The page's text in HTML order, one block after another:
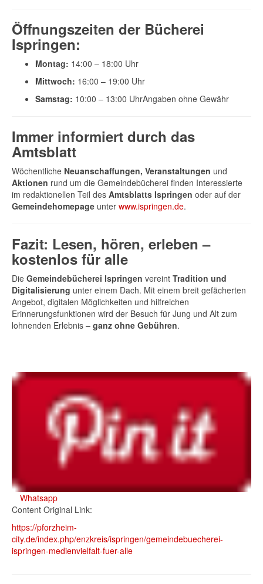
Öffnungszeiten der Bücherei
Ispringen:
Montag: 14:00 – 18:00 Uhr
Mittwoch: 16:00 – 19:00 Uhr
Samstag: 10:00 – 13:00 UhrAngaben ohne Gewähr
Immer informiert durch das
Amtsblatt
Wöchentliche Neuanschaffungen, Veranstaltungen und
Aktionen rund um die Gemeindebücherei finden Interessierte
im redaktionellen Teil des Amtsblatts Ispringen oder auf der
Gemeindehomepage unter www.ispringen.de.
Fazit: Lesen, hören, erleben –
kostenlos für alle
Die Gemeindebücherei Ispringen vereint Tradition und
Digitalisierung unter einem Dach. Mit einem breit gefächerten
Angebot, digitalen Möglichkeiten und hilfreichen
Erinnerungsfunktionen wird der Besuch für Jung und Alt zum
lohnenden Erlebnis – ganz ohne Gebühren.
Whatsapp
Content Original Link:
https://pforzheim-
city.de/index.php/enzkreis/ispringen/gemeindebuecherei-
ispringen-medienvielfalt-fuer-alle